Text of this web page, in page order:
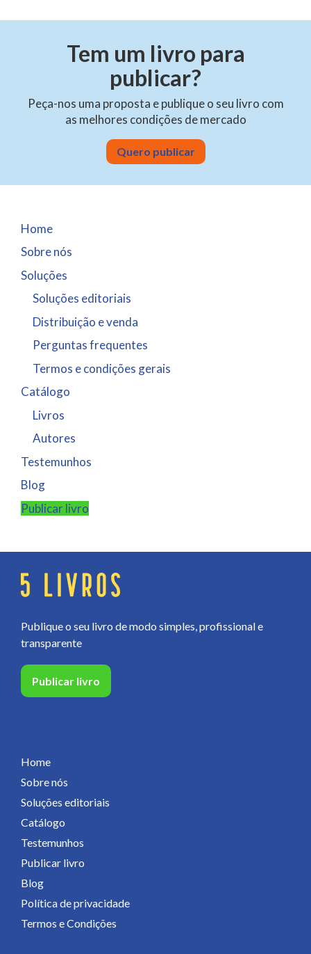
Tem um livro para
publicar?
Peça-nos uma proposta e publique o seu livro com
as melhores condições de mercado
Quero publicar
Home
Sobre nós
Soluções
Soluções editoriais
Distribuição e venda
Perguntas frequentes
Termos e condições gerais
Catálogo
Livros
Autores
Testemunhos
Blog
Publicar livro
Publique o seu livro de modo simples, profissional e
transparente
Publicar livro
Home
Sobre nós
Soluções editoriais
Catálogo
Testemunhos
Publicar livro
Blog
Política de privacidade
Termos e Condições